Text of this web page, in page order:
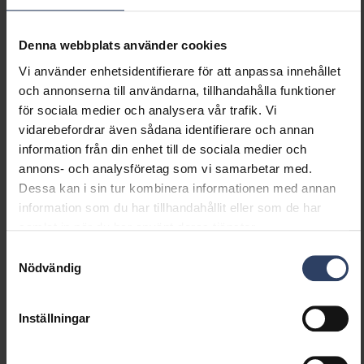
Denna webbplats använder cookies
Vi använder enhetsidentifierare för att anpassa innehållet
och annonserna till användarna, tillhandahålla funktioner
för sociala medier och analysera vår trafik. Vi
vidarebefordrar även sådana identifierare och annan
information från din enhet till de sociala medier och
annons- och analysföretag som vi samarbetar med.
Dessa kan i sin tur kombinera informationen med annan
information som du har tillhandahållit eller som de har
Nödvändig
Inställningar
Olivia IP65 13W/830 GLFR SI
Olivia IP65 13W/830 GLFR WH 4512383
Produktbeskrivning Kod
Olivia 840
4512385